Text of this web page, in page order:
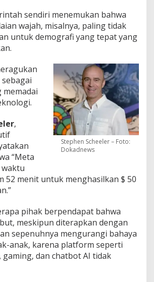
sendiri menemukan bahwa
wajah, misalnya, paling tidak
untuk demografi yang tepat yang
Stephen Scheeler – Foto:
Dokadnews
memadai
,
“Meta
52 menit untuk menghasilkan $ 50
pihak berpendapat bahwa
meskipun diterapkan dengan
sepenuhnya mengurangi bahaya
anak, karena platform seperti
dan chatbot AI tidak